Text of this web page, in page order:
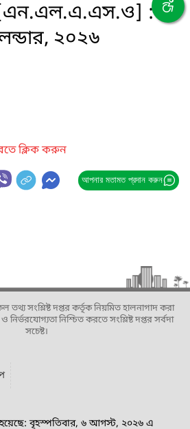
[এন.এল.এ.এস.ও] :
২০২৬
ক্লিক করুন
আপনার মতামত প্রদান করুন
সংশ্লিষ্ট দপ্তর কর্তৃক নিয়মিত হালনাগাদ করা
নির্ভরযোগ্যতা নিশ্চিত করতে সংশ্লিষ্ট দপ্তর সর্বদা
সচেষ্ট।
হয়েছে: বৃহস্পতিবার, ৬ আগস্ট, ২০২৬ এ